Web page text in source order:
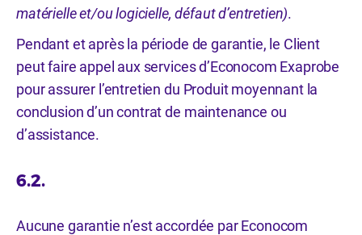
matérielle et/ou logicielle, défaut d’entretien).
Pendant et après la période de garantie, le Client
peut faire appel aux services d’Econocom Exaprobe
pour assurer l’entretien du Produit moyennant la
conclusion d’un contrat de maintenance ou
d’assistance.
6.2.
Aucune garantie n’est accordée par Econocom